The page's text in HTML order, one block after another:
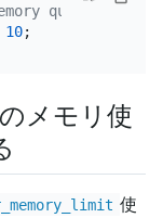
quota for a
10
メモリ使
使